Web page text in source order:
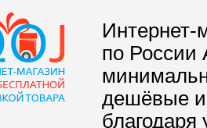
Интернет-
по России
дешёвые и
благодаря